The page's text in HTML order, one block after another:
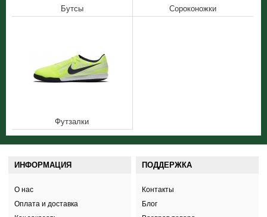
Бутсы Сороконожки
Футзалки
ИНФОРМАЦИЯ
О нас
Оплата и доставка
ПОДДЕРЖКА
Контакты
Блог